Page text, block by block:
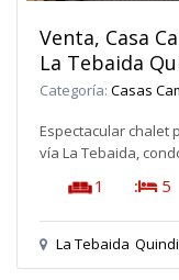
Venta, Casa
La Tebaida
Categoría: Casas
Espectacular chalet
vía La Tebaida,
1 : 5
La Tebaida